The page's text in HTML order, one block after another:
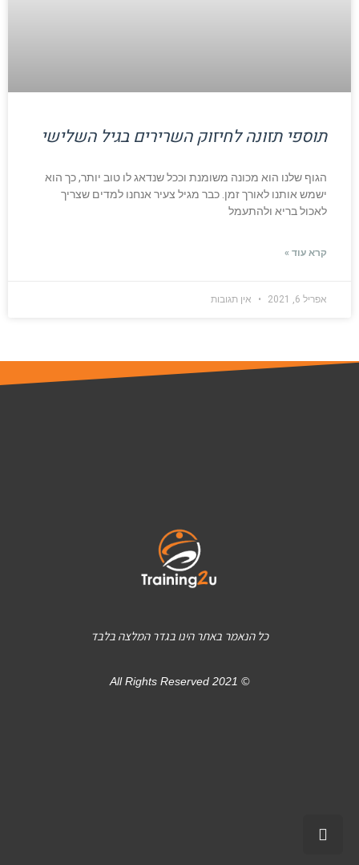
תוספי תזונה לחיזוק השרירים בגיל השלישי
הגוף שלנו הוא מכונה משומנת וככל שנדאג לו טוב יותר, כך הוא
ישמש אותנו לאורך זמן. כבר מגיל צעיר אנחנו למדים שצריך
לאכול בריא ולהתעמל
קרא עוד »
אפריל 6, 2021 אין תגובות
כל הנאמר באתר הינו בגדר המלצה בלבד
© 2021 All Rights Reserved